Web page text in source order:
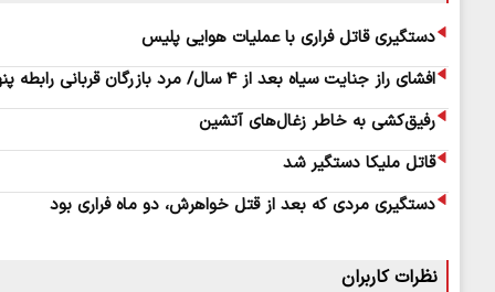
دستگیری قاتل فراری با عملیات هوایی پلیس
افشای راز جنایت سیاه بعد از ۴ سال/ مرد بازرگان قربانی رابطه پنهانی همسرش شد
رفیق‌کشی به خاطر زغال‌های آتشین
قاتل ملیکا دستگیر شد
دستگیری مردی که بعد از قتل خواهرش، دو ماه فراری بود
نظرات کاربران